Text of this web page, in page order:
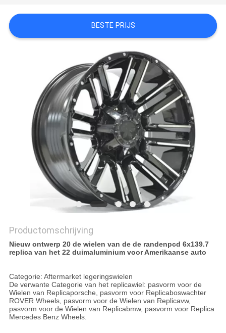
BESTE PRIJS
Productomschrijving
Nieuw ontwerp 20 de wielen van de de randenpcd 6x139.7
replica van het 22 duimaluminium voor Amerikaanse auto
Categorie: Aftermarket legeringswielen
De verwante Categorie van het replicawiel: pasvorm voor de
Wielen van Replicaporsche, pasvorm voor Replicaboswachter
ROVER Wheels, pasvorm voor de Wielen van Replicavw,
pasvorm voor de Wielen van Replicabmw, pasvorm voor Replica
Mercedes Benz Wheels.